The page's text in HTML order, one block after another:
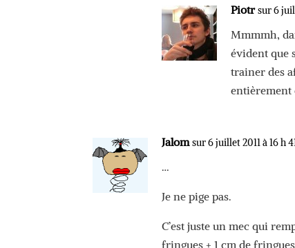
Piotr sur 6
Mmmmh,
évident que
trainer des
entièrement
Jalom sur 6 juillet 2011 à 16 h
…
Je ne pige pas.
C’est juste un mec qui
fringues + 1 cm de